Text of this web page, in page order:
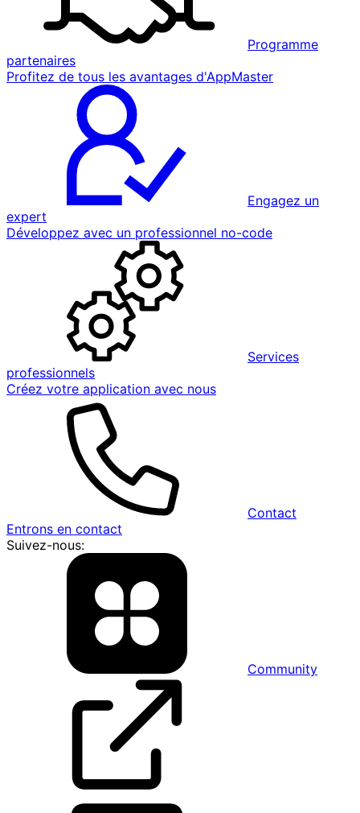
Programme
partenaires
Profitez de tous les avantages d'AppMaster
Engagez un
expert
Développez avec un professionnel no-code
Services
professionnels
Créez votre application avec nous
Contact
Entrons en contact
Suivez-nous:
Community